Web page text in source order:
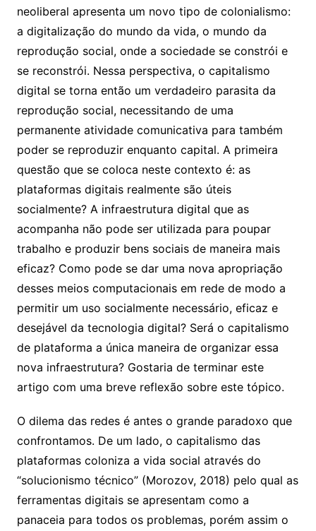
neoliberal apresenta um novo tipo de colonialismo:
a digitalização do mundo da vida, o mundo da
reprodução social, onde a sociedade se constrói e
se reconstrói. Nessa perspectiva, o capitalismo
digital se torna então um verdadeiro parasita da
reprodução social, necessitando de uma
permanente atividade comunicativa para também
poder se reproduzir enquanto capital. A primeira
questão que se coloca neste contexto é: as
plataformas digitais realmente são úteis
socialmente? A infraestrutura digital que as
acompanha não pode ser utilizada para poupar
trabalho e produzir bens sociais de maneira mais
eficaz? Como pode se dar uma nova apropriação
desses meios computacionais em rede de modo a
permitir um uso socialmente necessário, eficaz e
desejável da tecnologia digital? Será o capitalismo
de plataforma a única maneira de organizar essa
nova infraestrutura? Gostaria de terminar este
artigo com uma breve reflexão sobre este tópico.
O dilema das redes é antes o grande paradoxo que
confrontamos. De um lado, o capitalismo das
plataformas coloniza a vida social através do
“solucionismo técnico” (Morozov, 2018) pelo qual as
ferramentas digitais se apresentam como a
panaceia para todos os problemas, porém assim o